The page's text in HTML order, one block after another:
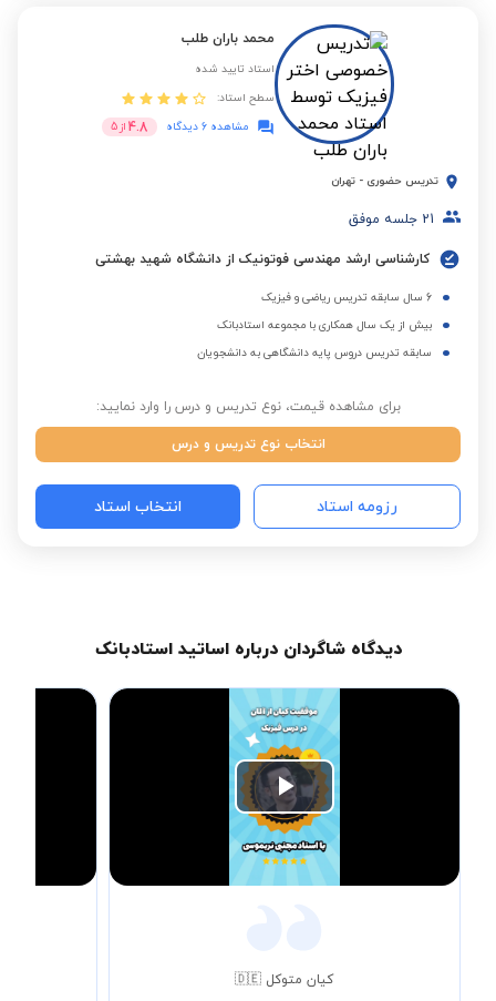
محمد باران طلب
استاد تایید شده
سطح استاد:
مشاهده 6 دیدگاه
4.8 از 5
تدریس حضوری - تهران
21 جلسه موفق
کارشناسی ارشد مهندسی فوتونیک از دانشگاه شهید بهشتی
6 سال سابقه تدریس ریاضی و فیزیک
بیش از یک سال همکاری با مجموعه استادبانک
سابقه تدریس دروس پایه دانشگاهی به دانشجویان
برای مشاهده قیمت، نوع تدریس و درس را وارد نمایید:
انتخاب نوع تدریس و درس
رزومه استاد انتخاب استاد
دیدگاه شاگردان درباره اساتید استادبانک
Play
Video
کیان متوکل 🇩🇪